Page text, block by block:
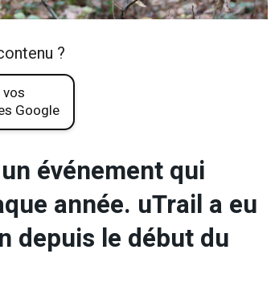
?
Google
événement qui
année. uTrail a eu
depuis le début du